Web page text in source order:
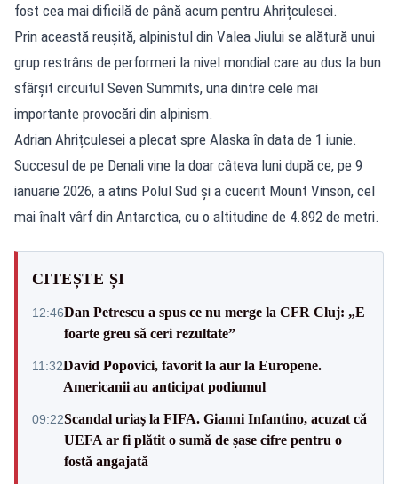
fost cea mai dificilă de până acum pentru Ahrițculesei.
Prin această reușită, alpinistul din Valea Jiului se alătură unui
grup restrâns de performeri la nivel mondial care au dus la bun
sfârșit circuitul Seven Summits, una dintre cele mai
importante provocări din alpinism.
Adrian Ahrițculesei a plecat spre Alaska în data de 1 iunie.
Succesul de pe Denali vine la doar câteva luni după ce, pe 9
ianuarie 2026, a atins Polul Sud și a cucerit Mount Vinson, cel
mai înalt vârf din Antarctica, cu o altitudine de 4.892 de metri.
CITEȘTE ȘI
12:46Dan Petrescu a spus ce nu merge la CFR Cluj: „E
foarte greu să ceri rezultate”
11:32David Popovici, favorit la aur la Europene.
Americanii au anticipat podiumul
09:22Scandal uriaș la FIFA. Gianni Infantino, acuzat că
UEFA ar fi plătit o sumă de șase cifre pentru o
fostă angajată